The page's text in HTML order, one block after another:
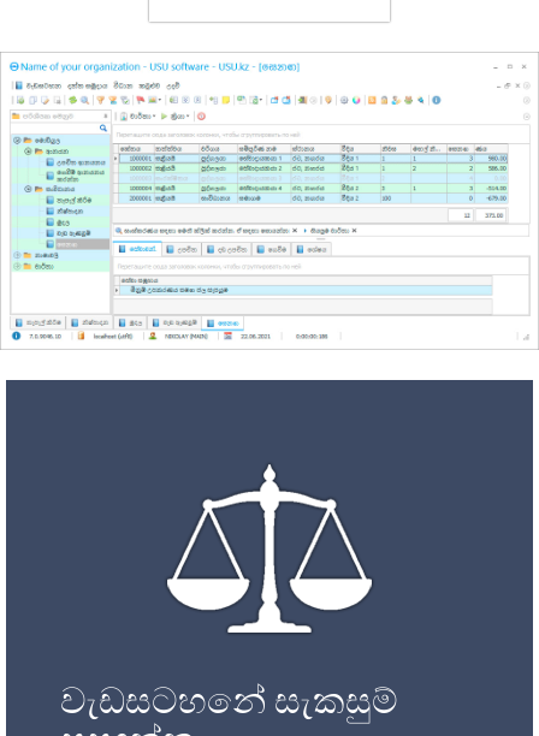
වැඩසටහනේ සැකසුම්